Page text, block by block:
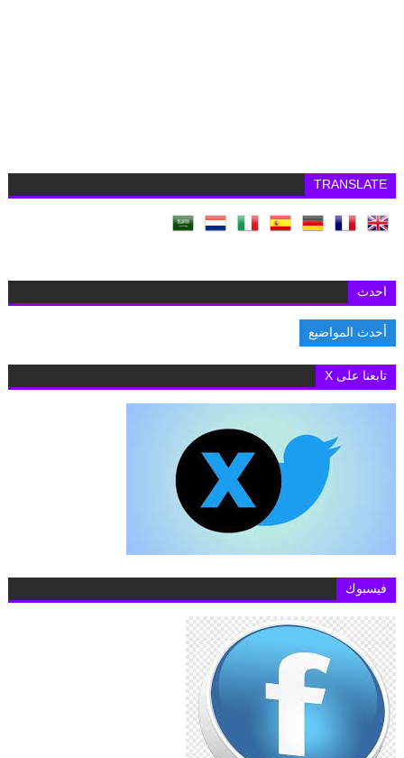
TRANSLATE
احدث
أحدث المواضيع
تابعنا على X
فيسبوك